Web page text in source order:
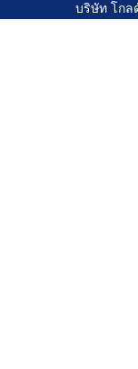
บริษัท โกล